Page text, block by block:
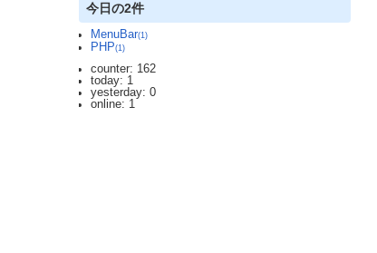
今日の2件
MenuBar(1)
PHP(1)
counter: 162
today: 1
yesterday: 0
online: 1